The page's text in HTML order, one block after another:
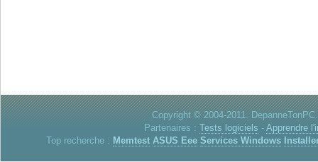
Copyright © 2004-2011.
Partenaires : Tests logiciels - Apprendre
Top recherche : Memtest ASUS Eee Services Windows